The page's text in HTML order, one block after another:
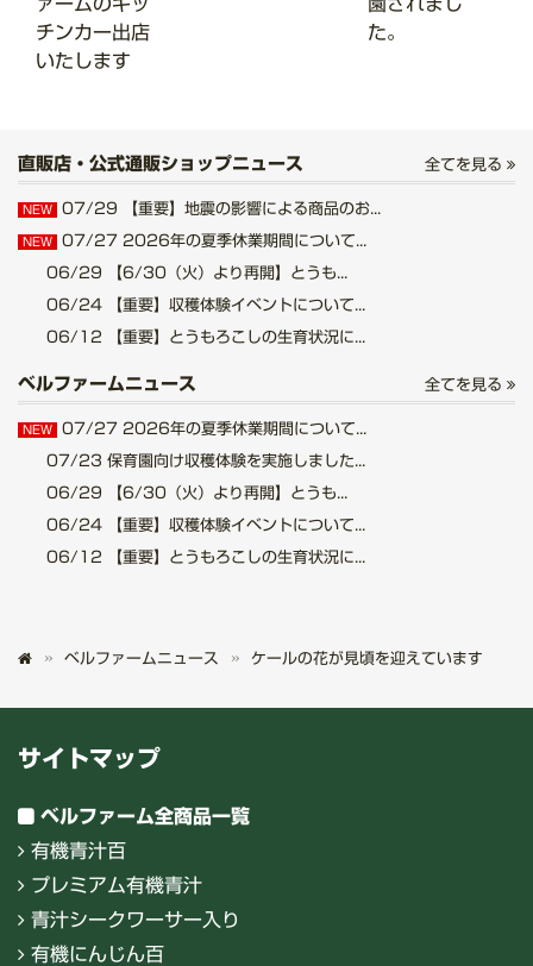
ァームのキッ
チンカー出店
いたします
園されまし
た。
直販店・公式通販ショップニュース 全てを見る
NEW 07/29 【重要】地震の影響による商品のお...
NEW 07/27 2026年の夏季休業期間について...
06/29 【6/30（火）より再開】とうも...
06/24 【重要】収穫体験イベントについて...
06/12 【重要】とうもろこしの生育状況に...
ベルファームニュース 全てを見る
NEW 07/27 2026年の夏季休業期間について...
07/23 保育園向け収穫体験を実施しました...
06/29 【6/30（火）より再開】とうも...
06/24 【重要】収穫体験イベントについて...
06/12 【重要】とうもろこしの生育状況に...
ベルファームニュース ケールの花が見頃を迎えています
サイトマップ
ベルファーム全商品一覧
有機青汁百
プレミアム有機青汁
青汁シークワーサー入り
有機にんじん百